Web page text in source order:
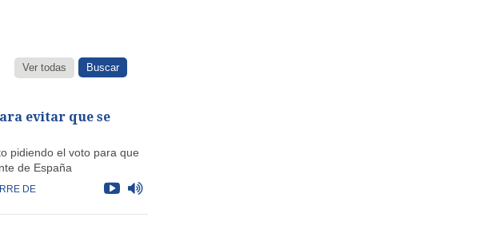
Ver todas
evitar que se
pidiendo el voto para que
de España
DE